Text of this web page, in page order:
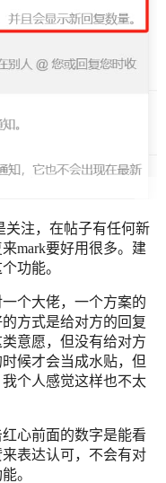
关注，在帖子有任何新
mark要好用很多。建
功能。
个大佬，一个方案的
方式是给对方的回复
意愿，但没有给对方
候才会当成水贴，但
个人感觉这样也不太
心前面的数字是能看
表达认可，不会有对
。